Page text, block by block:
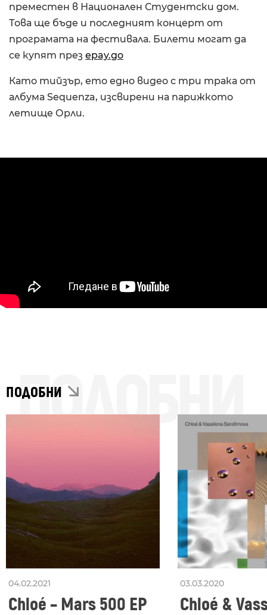
преместен в Национален Студентски дом.
Това ще бъде и последният концерт от
програмата на фестивала. Билети могат да
се купят през epay.go
Като тийзър, ето едно видео с три трака от
албума Sequenza, изсвирени на парижкото
летище Орли.
ПОДОБНИ
ПОДОБНИ
04.02.2021
Chloé – Mars 500 EP
03.03.2020
Chloé &